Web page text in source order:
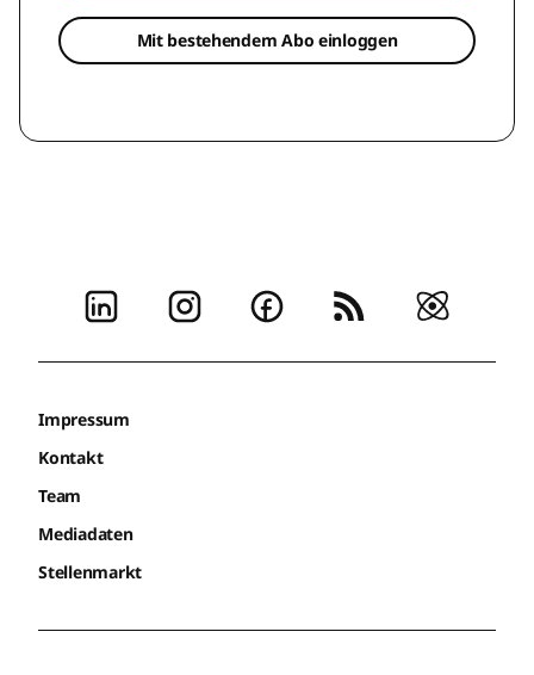
Mit bestehendem Abo einloggen
Impressum
Kontakt
Team
Mediadaten
Stellenmarkt